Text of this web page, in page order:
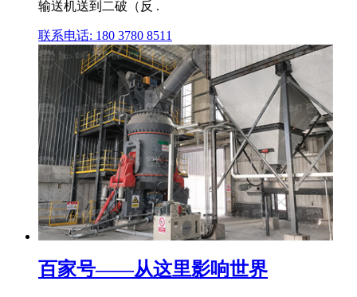
输送机送到二破（反 .
联系电话: 180 3780 8511
百家号——从这里影响世界